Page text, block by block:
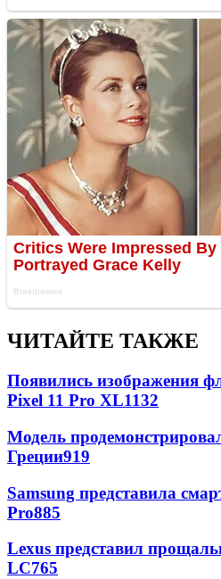
ЧИТАЙТЕ ТАКЖЕ
Появились изображения
Pixel 11 Pro XL1132
Модель
Греции919
Samsung представила
Pro885
Lexus представил
LC765